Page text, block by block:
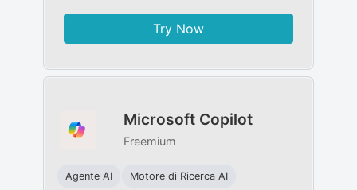
Try Now
Microsoft Copilot
Freemium
Agente AI Motore di Ricerca AI